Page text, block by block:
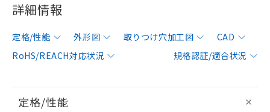
詳細情報
定格/性能 外形図 取りつけ穴加工図
CAD
RoHS/REACH対応状況
規格認証/適合状況
定格/性能